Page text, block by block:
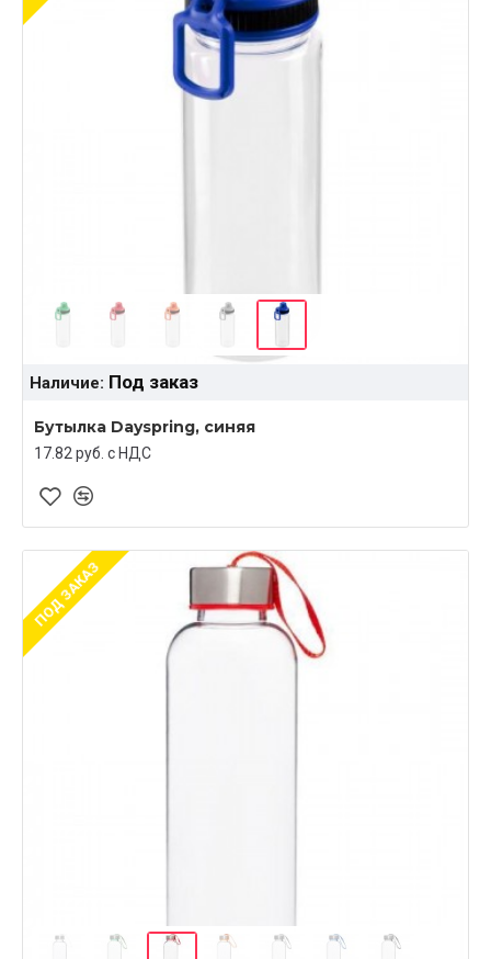
Наличие: Под заказ
Бутылка Dayspring, синяя
17.82 руб. c НДС
ПОД ЗАКАЗ